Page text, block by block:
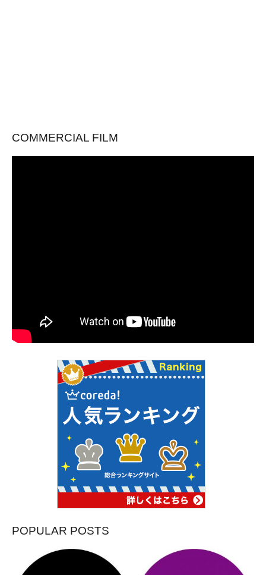
COMMERCIAL FILM
POPULAR POSTS